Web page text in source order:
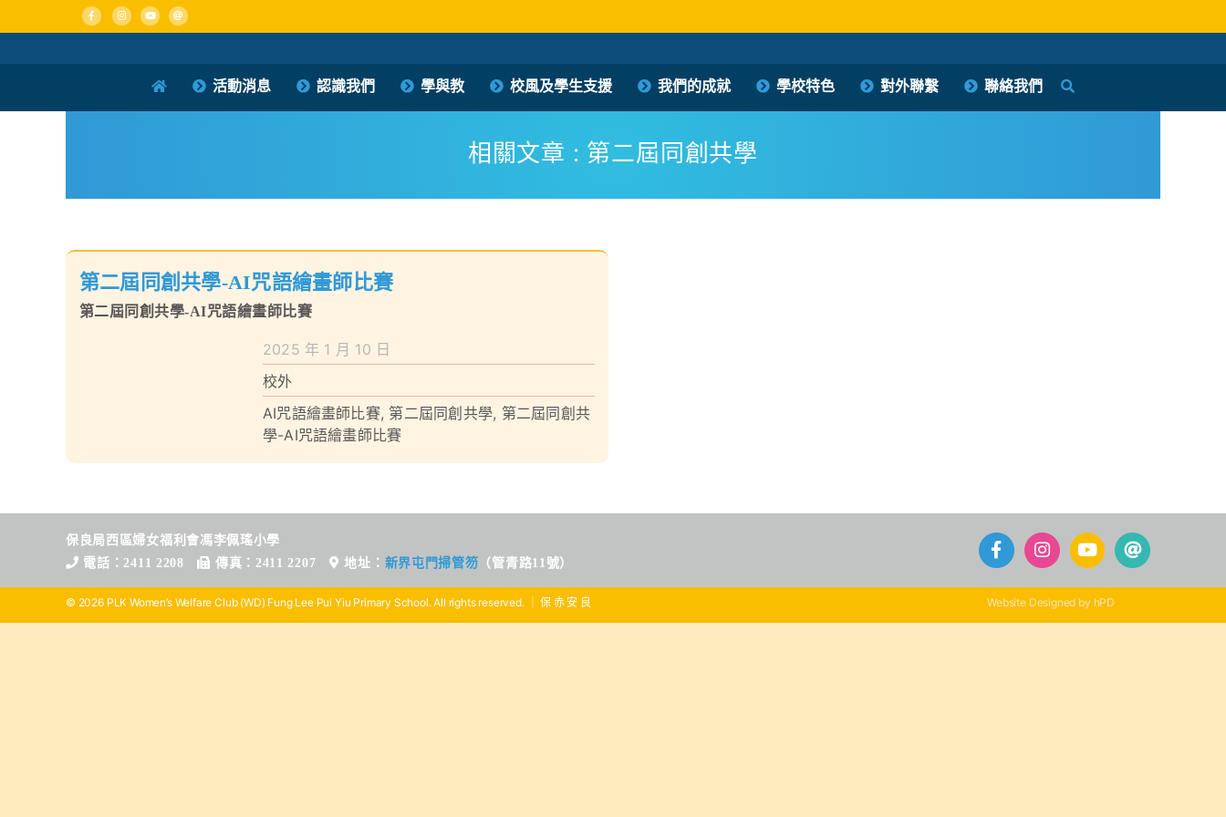
to
content
活動消息
認識我們 學與教 校風及學生支援 我們的成就 學校特色 對外聯繫 聯絡我們
保良局西區婦女福利會馮李佩瑤小學
相關文章 : 第二屆同創共學
第二屆同創共學-AI咒語繪畫師比賽
第二屆同創共學-AI咒語繪畫師比賽
2025 年 1 月 10 日
校外
AI咒語繪畫師比賽, 第二屆同創共學, 第二屆同創共
學-AI咒語繪畫師比賽
保良局西區婦女福利會馮李佩瑤小學
電話：2411 2208
傳真：2411 2207 地址： 新界屯門掃管笏 （管青路11號）
© 2026 PLK Women’s Welfare Club (WD) Fung Lee Pui Yiu Primary School. All rights reserved. ｜ 保 赤 安 良 Website Designed by hPD